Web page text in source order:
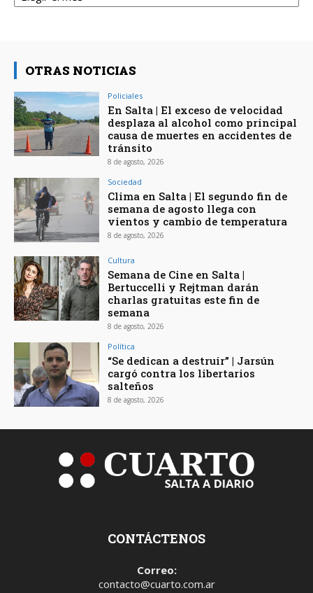
OTRAS NOTICIAS
Policiales
En Salta | El exceso de velocidad
desplaza al alcohol como principal
causa de muertes en accidentes de
tránsito
8 de agosto, 2026
Sociedad
Clima en Salta | El segundo fin de
semana de agosto llega con
vientos y cambio de temperatura
8 de agosto, 2026
Cultura
Semana de Cine en Salta |
Bertuccelli y Rejtman darán
charlas gratuitas este fin de
semana
8 de agosto, 2026
Política
“Se dedican a destruir” | Jarsún
cargó contra los libertarios
salteños
8 de agosto, 2026
CONTÁCTENOS
Correo:
contacto@cuarto.com.ar